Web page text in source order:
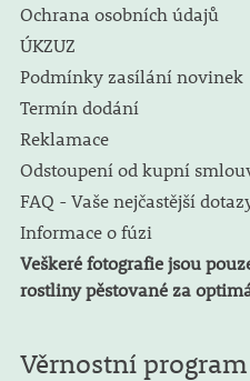
Ochrana osobních údajů
ÚKZUZ
Podmínky zasílání novinek
Termín dodání
Reklamace
Odstoupení od kupní
FAQ - Vaše nejčastější
Informace o fúzi
Veškeré fotografie jsou
rostliny pěstované za
Věrnostní program